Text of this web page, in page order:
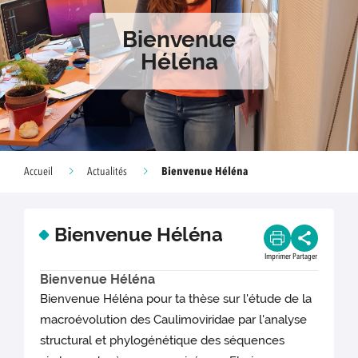
Bienvenue
Héléna
Accueil Actualités Bienvenue Héléna
Bienvenue Héléna
Imprimer Partager
Bienvenue Héléna
Bienvenue Héléna pour ta thèse sur l'étude de la
macroévolution des Caulimoviridae par l'analyse
structural et phylogénétique des séquences